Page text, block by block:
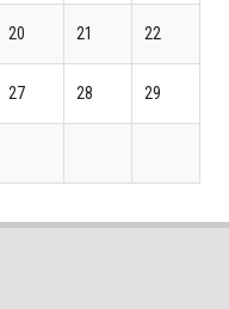
20 21 22
27 28 29